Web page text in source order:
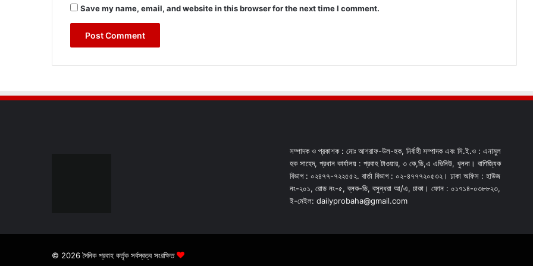
Save my name, email, and website in this browser for the next time I comment.
সম্পাদক ও প্রকাশক : মোঃ আশরাফ-উল-হক, নির্বাহী সম্পাদক এবং সি.ই.ও : এনামুল
হক সাহেদ, প্রধান কার্যালয় : প্রবাহ টাওয়ার, ৩ কে,ডি,এ এভিনিউ, খুলনা। বাণিজ্যিক
বিভাগ : ০২৪৭৭-৭২২৫৫২. বার্তা বিভাগ : ০২-৪৭৭৭২০৫৩২। ঢাকা অফিস : হাউজ
নং-২০১, রোড নং-৫, ব্লক-ডি, বসুন্ধরা আ/এ, ঢাকা। ফোন : ০১৭১৪-০৩৮৮২৩,
ই-মেইল: dailyprobaha@gmail.com
© 2026 দৈনিক প্রবাহ কর্তৃক সর্বস্বত্ব সংরক্ষিত